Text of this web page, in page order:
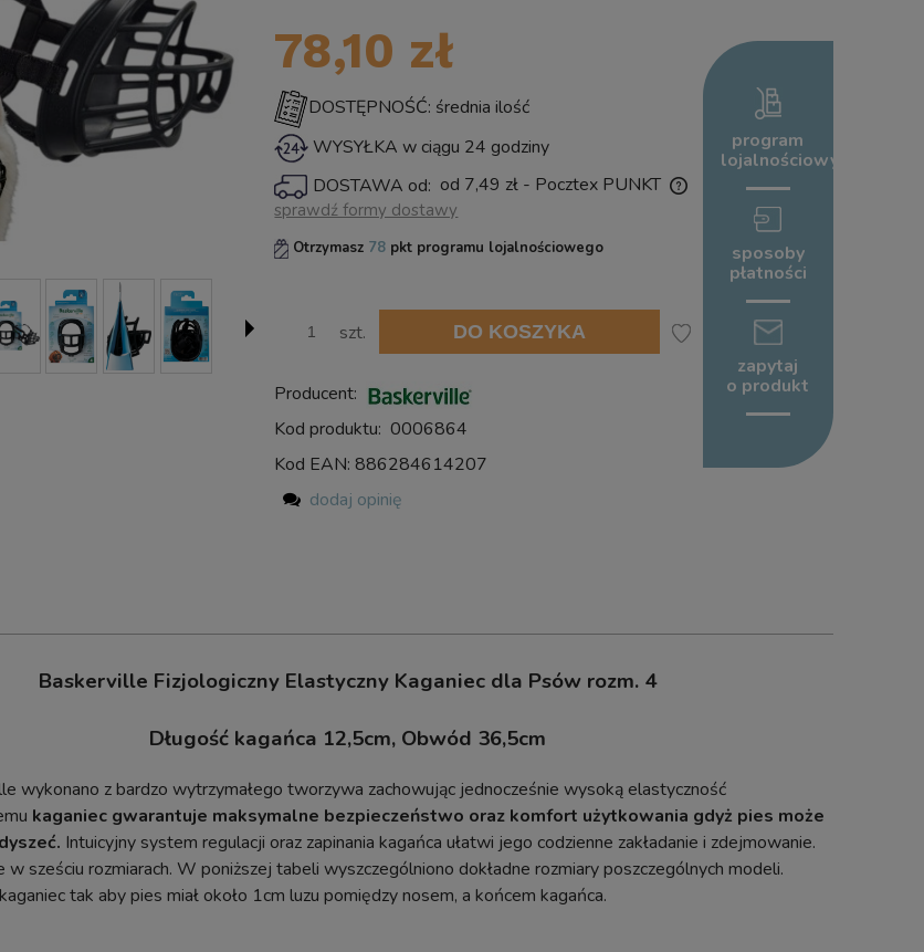
78,10 zł
DOSTĘPNOŚĆ: średnia ilość
WYSYŁKA w ciągu 24 godziny
DOSTAWA od: od 7,49 zł - Pocztex PUNKT
płatności
sprawdź formy dostawy
Otrzymasz 78 pkt programu lojalnościowego
szt. DO KOSZYKA
Producent:
Kod produktu: 0006864
Kod EAN: 886284614207
dodaj opinię
program
lojalnościowy
sposoby
płatności
zapytaj
o produkt
Baskerville Fizjologiczny Elastyczny Kaganiec dla Psów rozm. 4
Długość kagańca 12,5cm, Obwód 36,5cm
wykonano z bardzo wytrzymałego tworzywa zachowując jednocześnie wysoką elastyczność
kaganiec gwarantuje maksymalne bezpieczeństwo oraz komfort użytkowania gdyż pies może
Intuicyjny system regulacji oraz zapinania kagańca ułatwi jego codzienne zakładanie i zdejmowanie.
w sześciu rozmiarach. W poniższej tabeli wyszczególniono dokładne rozmiary poszczególnych modeli.
tak aby pies miał około 1cm luzu pomiędzy nosem, a końcem kagańca.